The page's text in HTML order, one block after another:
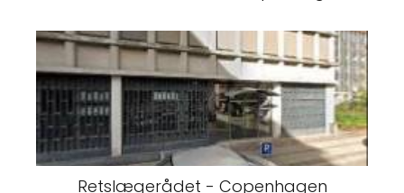
Retslægerådet - Copenhagen